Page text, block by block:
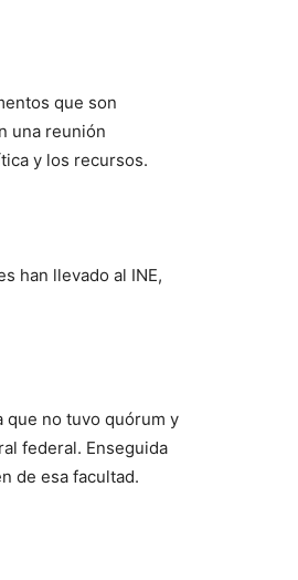
que son
una reunión
y los recursos.
han llevado al INE,
no tuvo quórum y
federal. Enseguida
de esa facultad.